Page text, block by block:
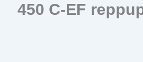
450 C-EF